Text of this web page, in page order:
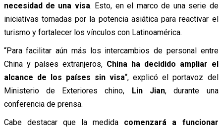
necesidad de una visa. Esto, en el marco de una serie de
iniciativas tomadas por la potencia asiática para reactivar el
turismo y fortalecer los vínculos con Latinoamérica.
“Para facilitar aún más los intercambios de personal entre
China y países extranjeros, China ha decidido ampliar el
alcance de los países sin visa“, explicó el portavoz del
Ministerio de Exteriores chino, Lin Jian, durante una
conferencia de prensa.
Cabe destacar que la medida comenzará a funcionar